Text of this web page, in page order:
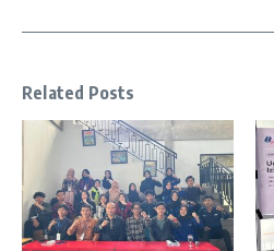
Related Posts